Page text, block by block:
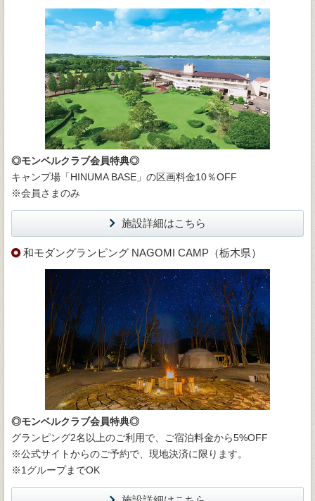
◎モンベルクラブ会員特典◎
キャンプ場「HINUMA BASE」の区画料金10％OFF
※会員さまのみ
施設詳細はこちら
和モダングランピング NAGOMI CAMP（栃木県）
◎モンベルクラブ会員特典◎
グランピング2名以上のご利用で、ご宿泊料金から5%OFF
※公式サイトからのご予約で、現地決済に限ります。
※1グループまでOK